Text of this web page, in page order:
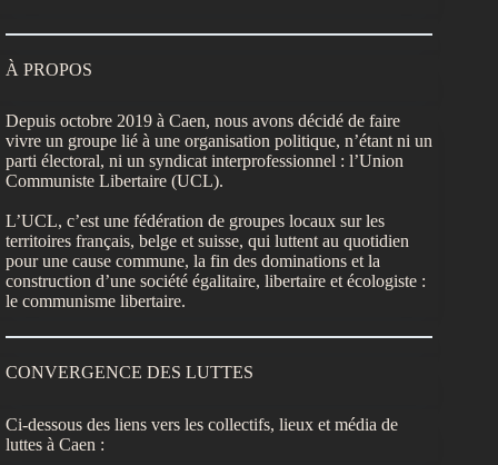
À PROPOS
Depuis octobre 2019 à Caen, nous avons décidé de faire
vivre un groupe lié à une organisation politique, n’étant ni un
parti électoral, ni un syndicat interprofessionnel : l’Union
Communiste Libertaire (UCL).
L’UCL, c’est une fédération de groupes locaux sur les
territoires français, belge et suisse, qui luttent au quotidien
pour une cause commune, la fin des dominations et la
construction d’une société égalitaire, libertaire et écologiste :
le communisme libertaire.
CONVERGENCE DES LUTTES
Ci-dessous des liens vers les collectifs, lieux et média de
luttes à Caen :